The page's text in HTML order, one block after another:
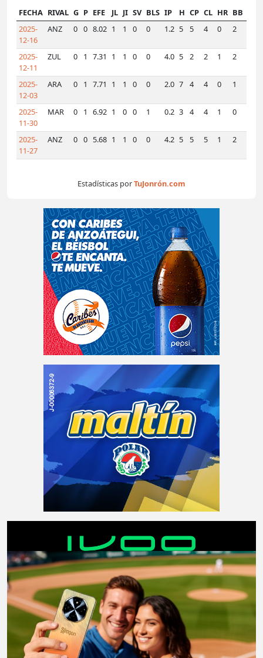
FECHA RIVAL G P EFE JL JI SV BLS IP H CP CL HR BB
2025-
12-16
ANZ 0 0 8.02 1 1 0 0 1.2 5 5 4 0 2
2025-
12-11
ZUL 0 1 7.31 1 1 0 0 4.0 5 2 2 1 2
2025-
12-03
ARA 0 1 7.71 1 1 0 0 2.0 7 4 4 0 1
2025-
11-30
MAR 0 1 6.92 1 0 0 1 0.2 3 4 4 1 0
2025-
11-27
ANZ 0 0 5.68 1 1 0 0 4.2 5 5 5 1 2
Estadísticas porTuJonrón.com